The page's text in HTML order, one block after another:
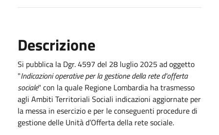
Descrizione
Si pubblica la Dgr. 4597 del 28 luglio 2025 ad oggetto
"Indicazioni operative per la gestione della rete d'offerta
sociale" con la quale Regione Lombardia ha trasmesso
agli Ambiti Territoriali Sociali indicazioni aggiornate per
la messa in esercizio e per le conseguenti procedure di
gestione delle Unità d’Offerta della rete sociale.